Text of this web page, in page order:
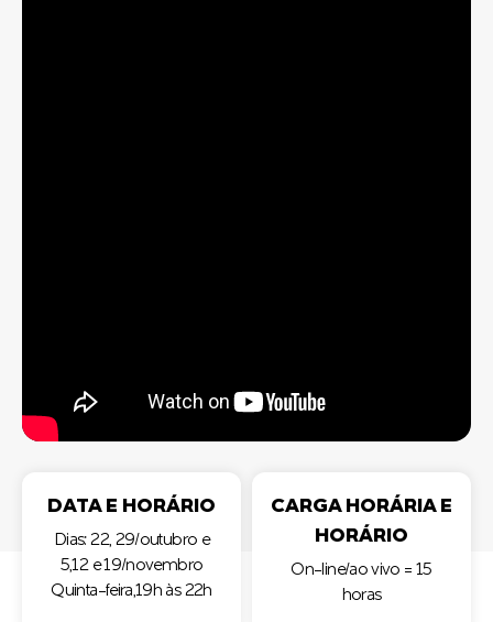
DATA E HORÁRIO
Dias: 22, 29/outubro e
5,12 e 19/novembro
Quinta-feira,19h às 22h
CARGA HORÁRIA E
HORÁRIO
On-line/ao vivo = 15
horas